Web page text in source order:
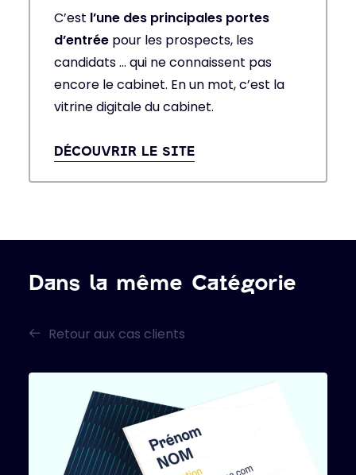
C’est l’une des principales portes
d’entrée pour les prospects, les
candidats … qui ne connaissent pas
encore le cabinet. En un mot, c’est la
vitrine digitale du cabinet.
DÉCOUVRIR LE SITE
Dans la même Catégorie
Retour aux cas clients